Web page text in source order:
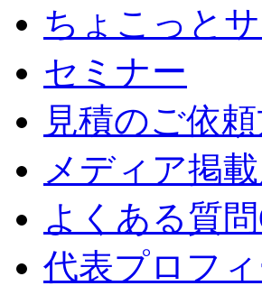
ちょこっと
セミナー
見積のご依
メディア掲
よくある質
代表プロフ